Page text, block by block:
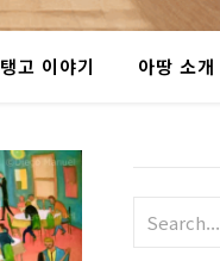
탱고 이야기 아땅 소개